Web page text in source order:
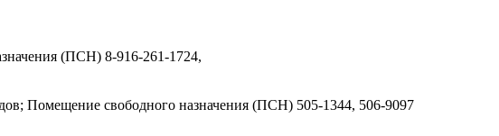
(ПСН) 8-916-261-1724,
Помещение свободного назначения (ПСН) 505-1344, 506-9097